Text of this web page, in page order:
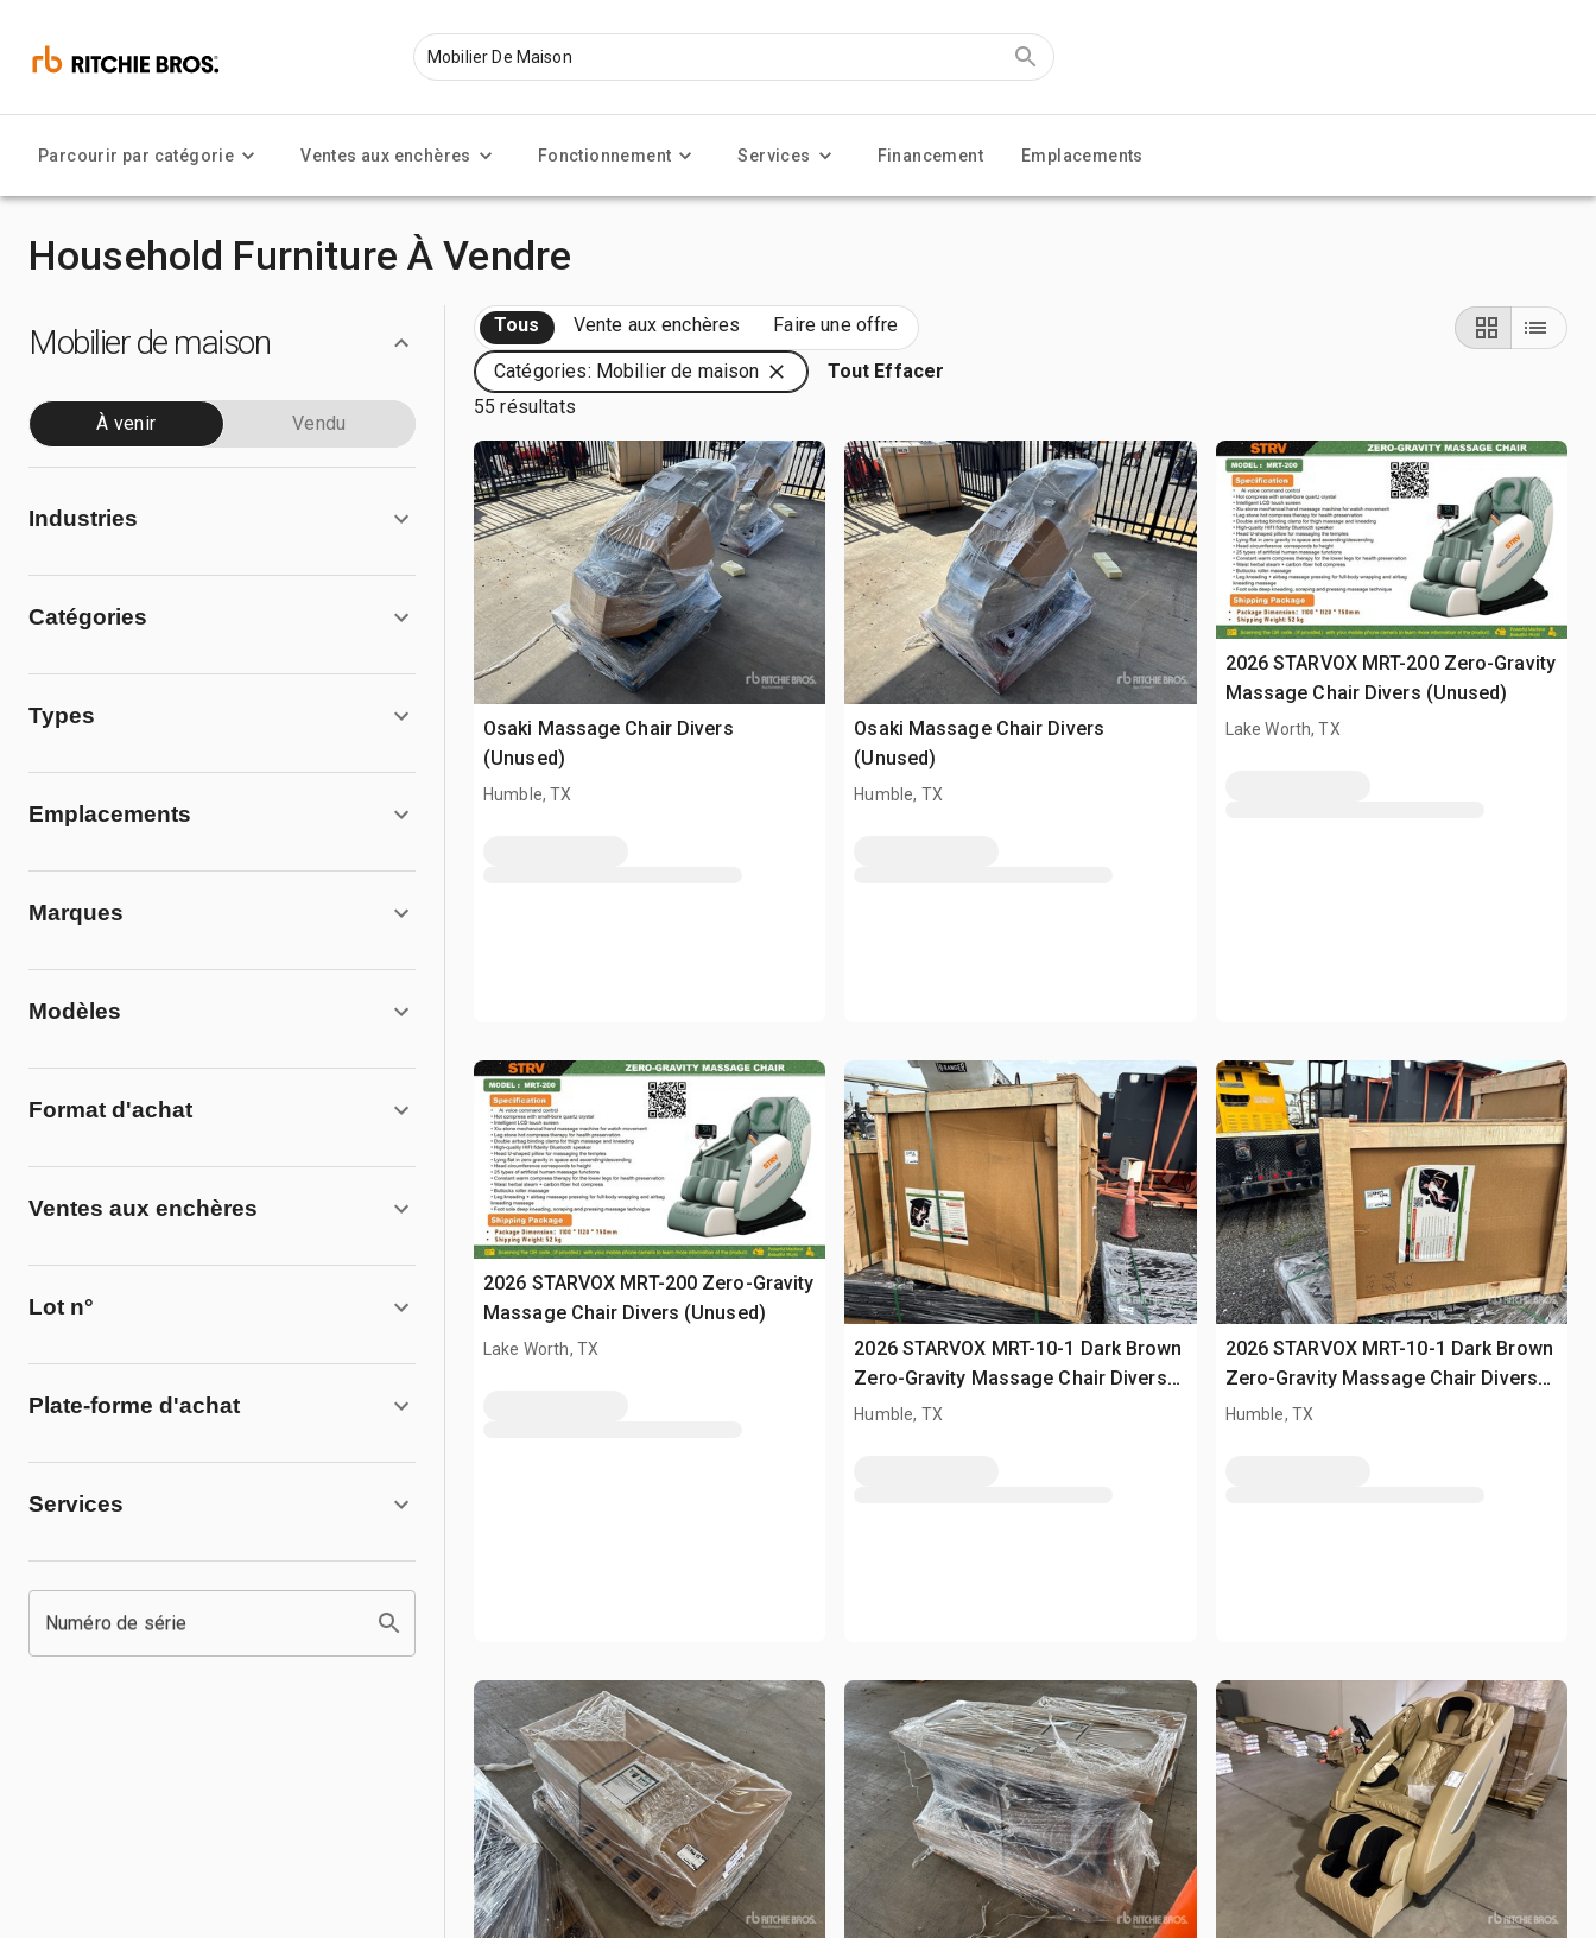
Parcourir par catégorie Ventes aux enchères Fonctionnement Services Financement Emplacements
Household Furniture À Vendre
Mobilier de maison
À venir Vendu
Industries
Catégories
Types
Emplacements
Marques
Modèles
Format d'achat
Ventes aux enchères
Lot n°
Plate-forme d'achat
Services
Numéro de série
Tous Vente aux enchères Faire une offre
Catégories: Mobilier de maison
Tout Effacer
55 résultats
Osaki Massage Chair Divers
(Unused)
Humble, TX
Osaki Massage Chair Divers
(Unused)
Humble, TX
2026 STARVOX MRT-200 Zero-Gravity
Massage Chair Divers (Unused)
Lake Worth, TX
2026 STARVOX MRT-200 Zero-Gravity
Massage Chair Divers (Unused)
Lake Worth, TX
2026 STARVOX MRT-10-1 Dark Brown
Zero-Gravity Massage Chair Divers
(Unused)
Humble, TX
2026 STARVOX MRT-10-1 Dark Brown
Zero-Gravity Massage Chair Divers
(Unused)
Humble, TX